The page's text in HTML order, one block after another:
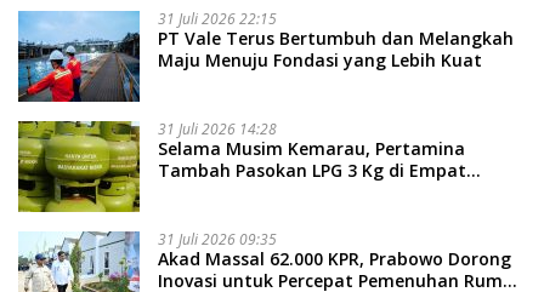
31 Juli 2026 22:15
PT Vale Terus Bertumbuh dan Melangkah
Maju Menuju Fondasi yang Lebih Kuat
31 Juli 2026 14:28
Selama Musim Kemarau, Pertamina
Tambah Pasokan LPG 3 Kg di Empat
31 Juli 2026 09:35
Akad Massal 62.000 KPR, Prabowo Dorong
Inovasi untuk Percepat Pemenuhan Rumah